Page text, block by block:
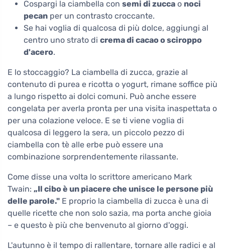
Cospargi la ciambella con semi di zucca o noci
pecan per un contrasto croccante.
Se hai voglia di qualcosa di più dolce, aggiungi al
centro uno strato di crema di cacao o sciroppo
d'acero.
E lo stoccaggio? La ciambella di zucca, grazie al
contenuto di purea e ricotta o yogurt, rimane soffice più
a lungo rispetto ai dolci comuni. Può anche essere
congelata per averla pronta per una visita inaspettata o
per una colazione veloce. E se ti viene voglia di
qualcosa di leggero la sera, un piccolo pezzo di
ciambella con tè alle erbe può essere una
combinazione sorprendentemente rilassante.
Come disse una volta lo scrittore americano Mark
Twain: „Il cibo è un piacere che unisce le persone più
delle parole." E proprio la ciambella di zucca è una di
quelle ricette che non solo sazia, ma porta anche gioia
– e questo è più che benvenuto al giorno d'oggi.
L'autunno è il tempo di rallentare, tornare alle radici e al